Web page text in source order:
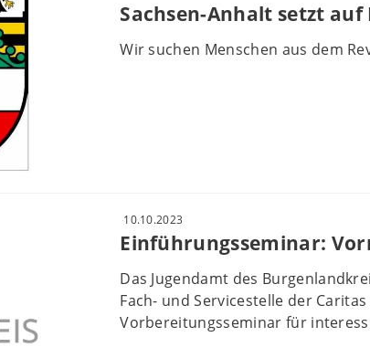
Sachsen-Anhalt setzt
Wir suchen Menschen aus dem
10.10.2023
Einführungsseminar:
Das Jugendamt des
Fach- und Servicestelle der
Vorbereitungsseminar für